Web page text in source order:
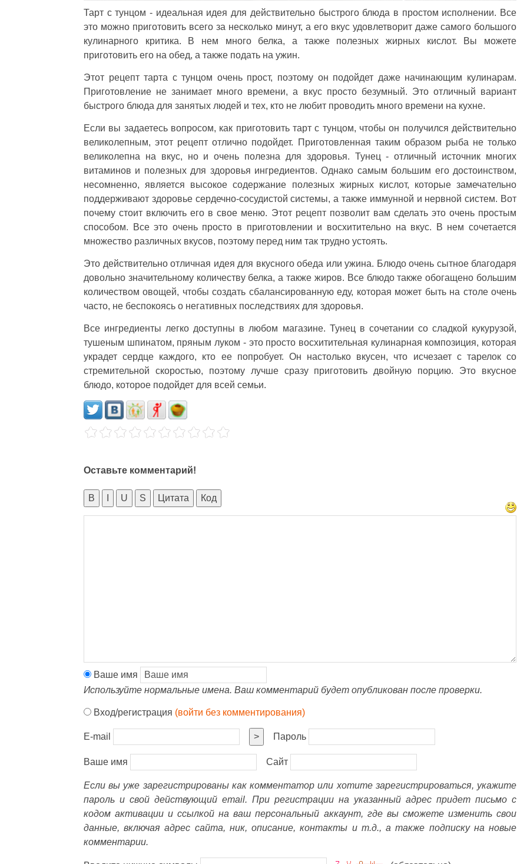
Тарт с тунцом - идеальная идея для действительно быстрого блюда в простом исполнении. Все
это можно приготовить всего за несколько минут, а его вкус удовлетворит даже самого большого
кулинарного критика. В нем много белка, а также полезных жирных кислот. Вы можете
приготовить его на обед, а также подать на ужин.
Этот рецепт тарта с тунцом очень прост, поэтому он подойдет даже начинающим кулинарам.
Приготовление не занимает много времени, а вкус просто безумный. Это отличный вариант
быстрого блюда для занятых людей и тех, кто не любит проводить много времени на кухне.
Если вы задаетесь вопросом, как приготовить тарт с тунцом, чтобы он получился действительно
великолепным, этот рецепт отлично подойдет. Приготовленная таким образом рыба не только
великолепна на вкус, но и очень полезна для здоровья. Тунец - отличный источник многих
витаминов и полезных для здоровья ингредиентов. Однако самым большим его достоинством,
несомненно, является высокое содержание полезных жирных кислот, которые замечательно
поддерживают здоровье сердечно-сосудистой системы, а также иммунной и нервной систем. Вот
почему стоит включить его в свое меню. Этот рецепт позволит вам сделать это очень простым
способом. Все это очень просто в приготовлении и восхитительно на вкус. В нем сочетается
множество различных вкусов, поэтому перед ним так трудно устоять.
Это действительно отличная идея для вкусного обеда или ужина. Блюдо очень сытное благодаря
довольно значительному количеству белка, а также жиров. Все блюдо также обогащено большим
количеством овощей, чтобы создать сбалансированную еду, которая может быть на столе очень
часто, не беспокоясь о негативных последствиях для здоровья.
Все ингредиенты легко доступны в любом магазине. Тунец в сочетании со сладкой кукурузой,
тушеным шпинатом, пряным луком - это просто восхитительная кулинарная композиция, которая
украдет сердце каждого, кто ее попробует. Он настолько вкусен, что исчезает с тарелок со
стремительной скоростью, поэтому лучше сразу приготовить двойную порцию. Это вкусное
блюдо, которое подойдет для всей семьи.
Оставьте комментарий!
B U S Цитата Код
Ваше имя
Используйте нормальные имена. Ваш комментарий будет опубликован после проверки.
Вход/регистрация (войти без комментирования)
E-mail > Пароль
Ваше имя Сайт
Если вы уже зарегистрированы как комментатор или хотите зарегистрироваться, укажите
пароль и свой действующий email. При регистрации на указанный адрес придет письмо с
кодом активации и ссылкой на ваш персональный аккаунт, где вы сможете изменить свои
данные, включая адрес сайта, ник, описание, контакты и т.д., а также подписку на новые
комментарии.